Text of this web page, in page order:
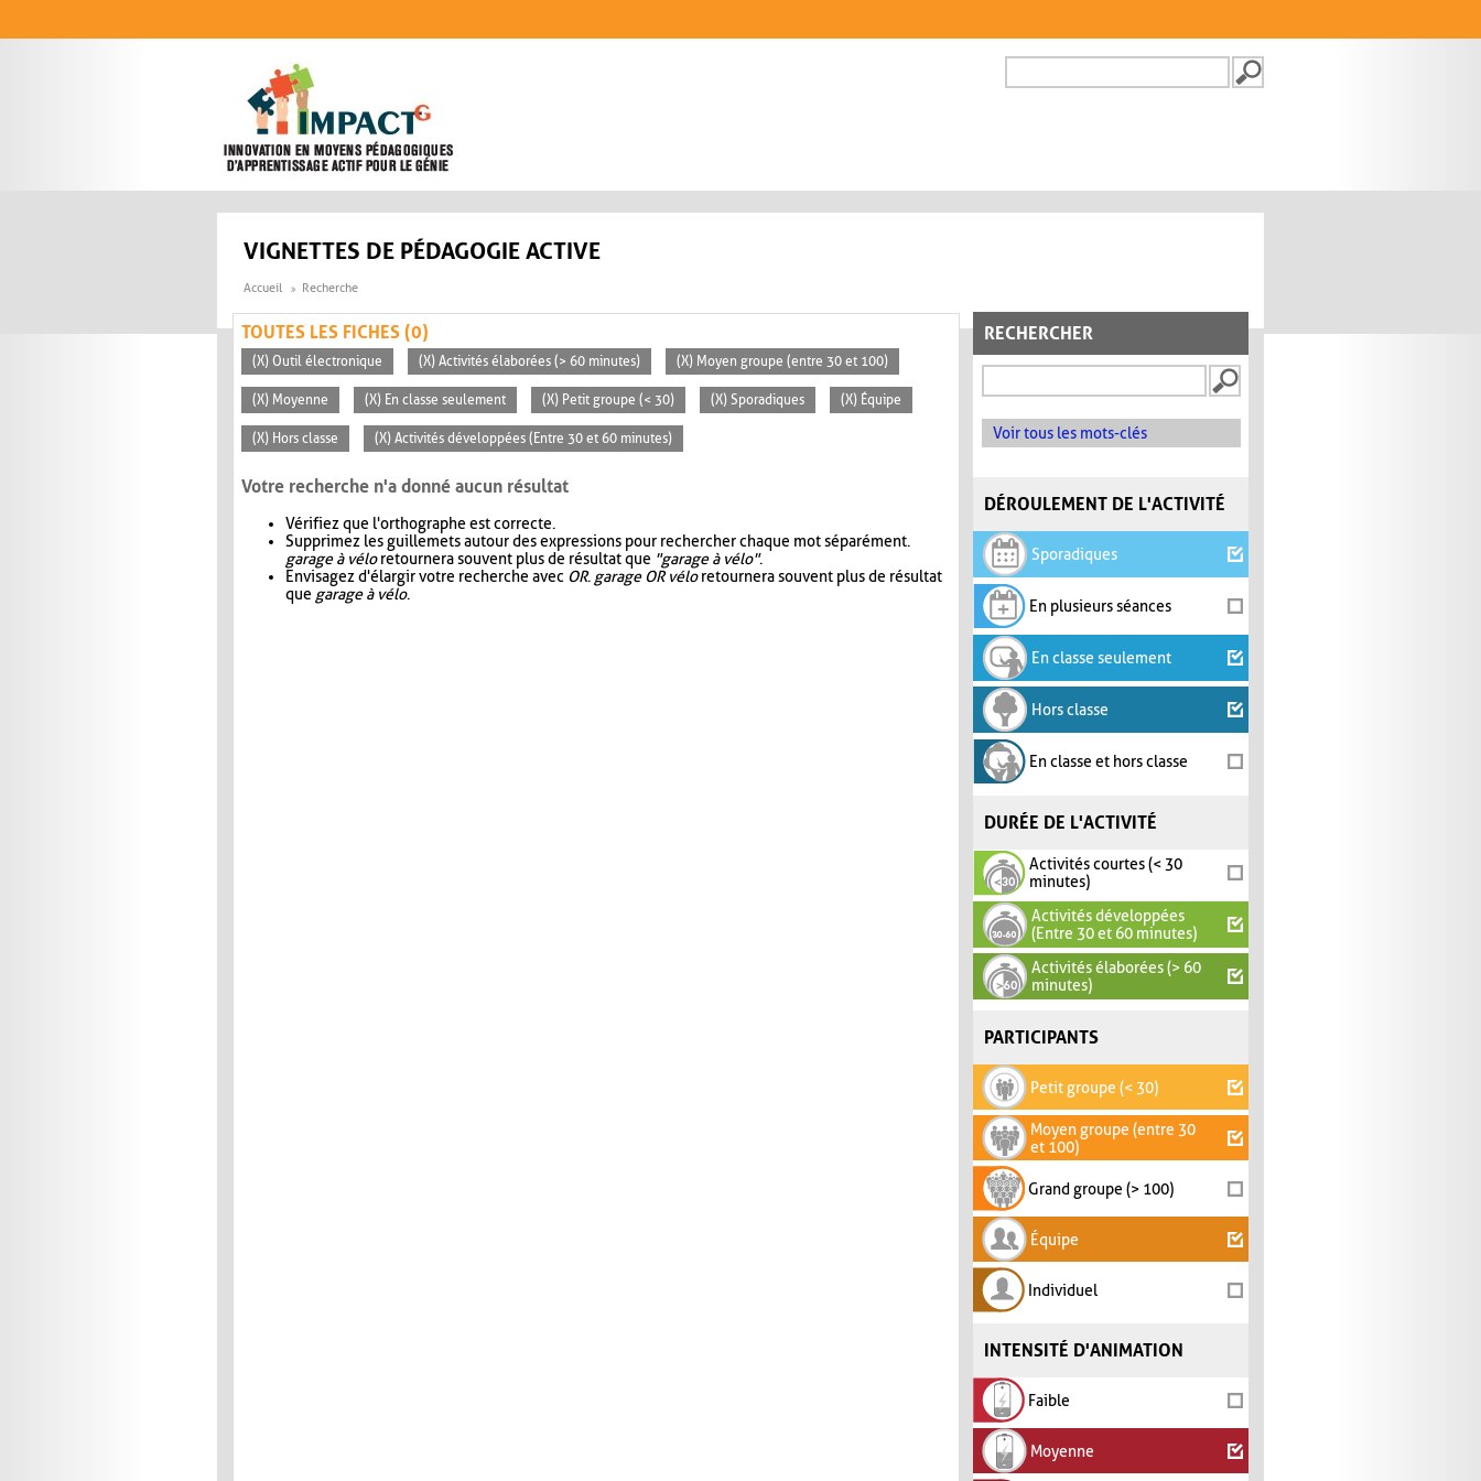
FORMULAIRE DE
VIGNETTES DE PÉDAGOGIE ACTIVE
Accueil Recherche
RECHERCHER
Voir tous les mots-clés
DÉROULEMENT DE L'ACTIVITÉ
Sporadiques
En plusieurs séances
En classe seulement
Hors classe
En classe et hors classe
DURÉE DE L'ACTIVITÉ
Activités courtes (< 30
minutes)
Activités développées
(Entre 30 et 60 minutes)
Activités élaborées (> 60
minutes)
PARTICIPANTS
Petit groupe (< 30)
Moyen groupe (entre 30
et 100)
Grand groupe (> 100)
Équipe
Individuel
INTENSITÉ D'ANIMATION
Faible
Moyenne
TOUTES LES FICHES (0)
(X) Outil électronique (X) Activités élaborées (> 60 minutes) (X) Moyen groupe (entre 30 et 100)
(X) Moyenne (X) En classe seulement (X) Petit groupe (< 30) (X) Sporadiques (X) Équipe
(X) Hors classe (X) Activités développées (Entre 30 et 60 minutes)
Votre recherche n'a donné aucun résultat
Vérifiez que l'orthographe est correcte.
Supprimez les guillemets autour des expressions pour rechercher chaque mot séparément.
garage à véloretournera souvent plus de résultat que "garage à vélo".
Envisagez d'élargir votre recherche avec OR. garage OR véloretournera souvent plus de résultat
que garage à vélo.